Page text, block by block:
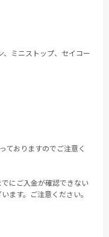
、ミニストップ、セイコー
ておりますのでご注意く
にご入金が確認できない
ます。ご注意ください。